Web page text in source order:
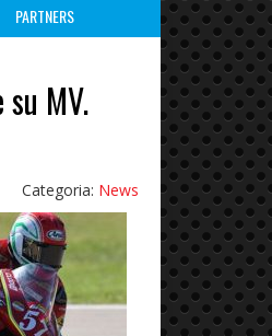
PARTNERS
MV.
Categoria: News